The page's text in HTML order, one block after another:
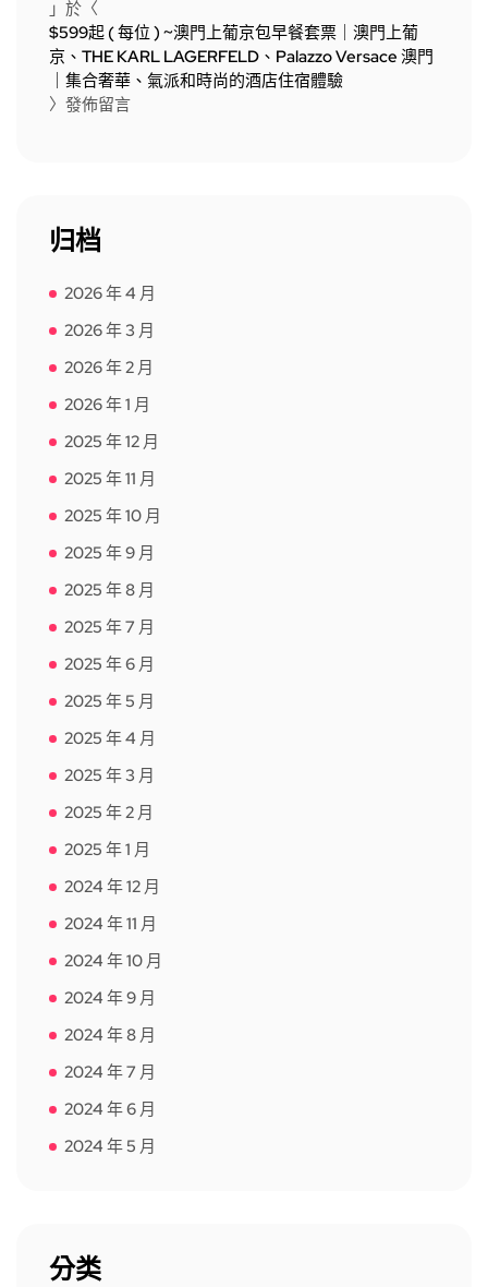
」於〈
$599起 ( 每位 ) ~澳門上葡京包早餐套票｜澳門上葡
京、THE KARL LAGERFELD、Palazzo Versace 澳門
｜集合奢華、氣派和時尚的酒店住宿體驗
〉發佈留言
归档
2026 年 4 月
2026 年 3 月
2026 年 2 月
2026 年 1 月
2025 年 12 月
2025 年 11 月
2025 年 10 月
2025 年 9 月
2025 年 8 月
2025 年 7 月
2025 年 6 月
2025 年 5 月
2025 年 4 月
2025 年 3 月
2025 年 2 月
2025 年 1 月
2024 年 12 月
2024 年 11 月
2024 年 10 月
2024 年 9 月
2024 年 8 月
2024 年 7 月
2024 年 6 月
2024 年 5 月
分类